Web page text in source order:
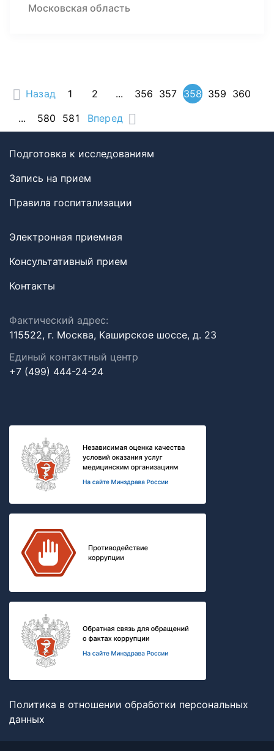
Московская область
Назад 1 2 ... 356 357 358 359 360
...
580 581 Вперед
Подготовка к исследованиям
Запись на прием
Правила госпитализации
Электронная приемная
Консультативный прием
Контакты
Фактический адрес:
115522, г. Москва, Каширское шоссе, д. 23
Единый контактный центр
+7 (499) 444-24-24
Политика в отношении обработки персональных
данных